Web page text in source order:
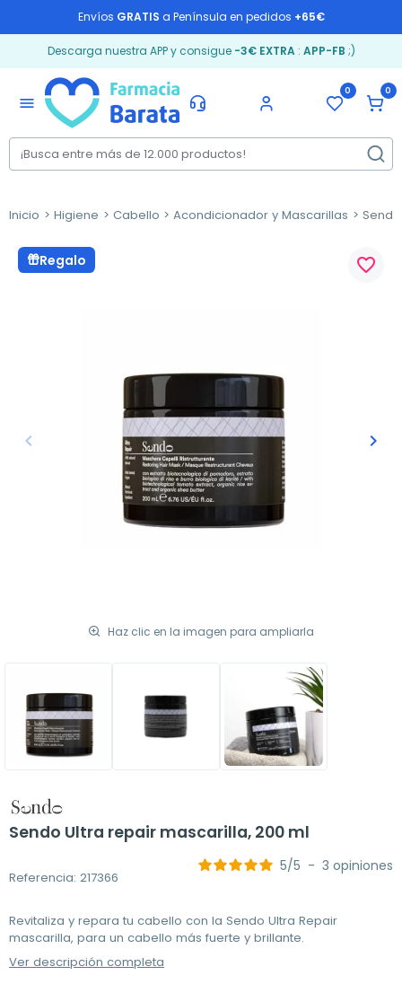
Envíos GRATIS a Península en pedidos +65€
Descarga nuestra APP y consigue -3€ EXTRA: APP-FB ;)
menu
0 0
Inicio Higiene Cabello Acondicionador y Mascarillas
Regalo
Anterior
keyboard_arrow_left keyboard_arrow_right
Haz clic en la imagen para ampliarla
favorite_border
Sendo Ultra repair mascarilla, 200 ml
Referencia: 217366
5/5 - 3 opiniones
Revitaliza y repara tu cabello con la Sendo Ultra Repair
mascarilla, para un cabello más fuerte y brillante.
Ver descripción completa